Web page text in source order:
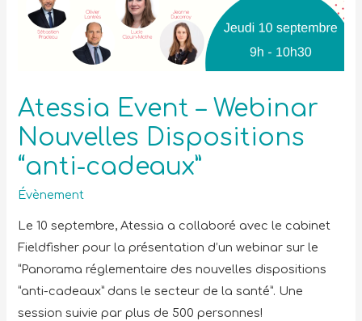
Atessia Event – Webinar
Nouvelles Dispositions
“anti-cadeaux”
Évènement
Le 10 septembre, Atessia a collaboré avec le cabinet
Fieldfisher pour la présentation d’un webinar sur le
“Panorama réglementaire des nouvelles dispositions
“anti-cadeaux” dans le secteur de la santé”. Une
session suivie par plus de 500 personnes!